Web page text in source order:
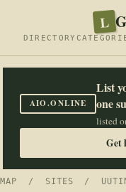
L
DIRECTORY
AIO.ONLINE
List
one
listed
Get
MAP / SITES /